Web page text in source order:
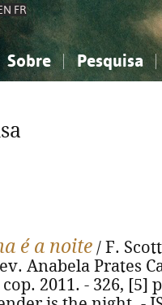
FR
Sobre Pesquisa
Ciências sociais...
Ciências sociais...
é a noite / F.
Anabela Prates
2011. - 326, [5]